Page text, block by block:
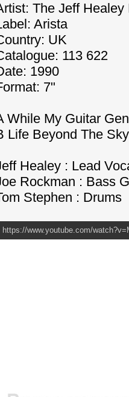
The Jeff Healey
Arista
UK
113 622
1990
7"
While My Guitar
Life Beyond The
Healey : Lead
Rockman : Bass
Stephen : Drums
https://www.youtube.com/